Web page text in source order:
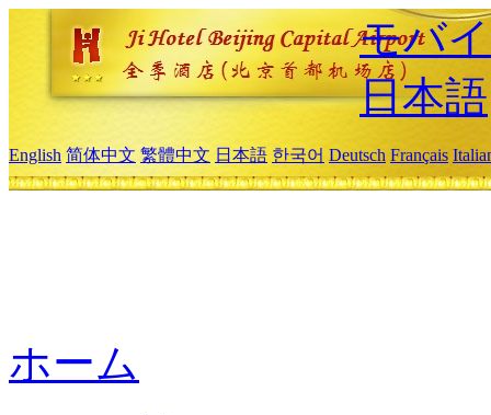
モバ
日本語
English 简体中文 繁體中文 日本語 한국어 Deutsch Français
ホーム